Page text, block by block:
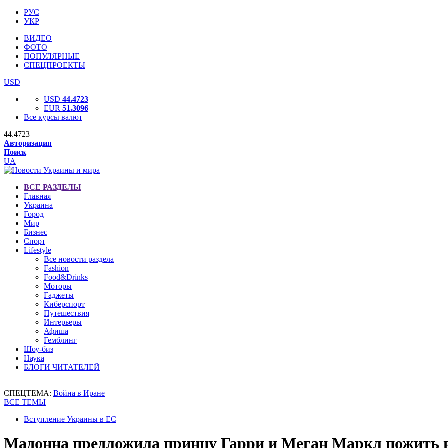
РУС
УКР
ВИДЕО
ФОТО
ПОПУЛЯРНЫЕ
СПЕЦПРОЕКТЫ
USD
USD 44.4723
EUR 51.3096
Все курсы валют
44.4723
Авторизация
Поиск
UA
ВСЕ РАЗДЕЛЫ
Главная
Украина
Город
Мир
Бизнес
Спорт
Lifestyle
Все новости раздела
Fashion
Food&Drinks
Моторы
Гаджеты
Киберспорт
Путешествия
Интерьеры
Афиша
Гемблинг
Шоу-биз
Наука
БЛОГИ ЧИТАТЕЛЕЙ
СПЕЦТЕМА: Война в Иране
ВСЕ ТЕМЫ
Вступление Украины в ЕС
Мадонна предложила принцу Гарри и Меган Маркл пожить